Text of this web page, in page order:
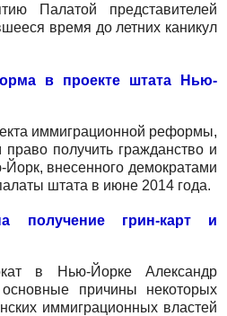
Палатой представителей
время до летних каникул
в проекте штата Нью-
иммиграционной реформы,
получить гражданство и
внесенного демократами
штата в июне 2014 года.
получение грин-карт и
в Нью-Йорке Александр
причины некоторых
иммиграционных властей